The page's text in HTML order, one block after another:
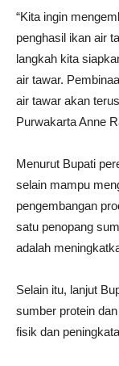
“Kita ingin
penghasil ikan air
langkah kita
air tawar.
air tawar akan
Purwakarta Anne
Menurut Bupati
selain mampu
pengembangan
satu penopang
adalah
Selain itu, lanjut
sumber protein
fisik dan